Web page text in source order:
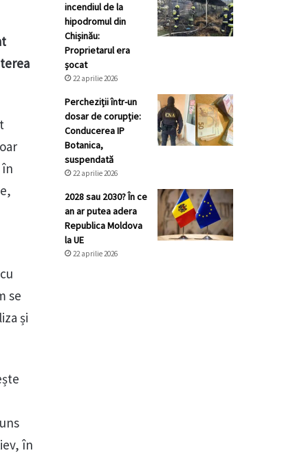
se
și
în
incendiul de la
hipodromul din
Chișinău:
Proprietarul era
șocat
22 aprilie 2026
Percheziții într-un
dosar de corupție:
Conducerea IP
Botanica,
suspendată
22 aprilie 2026
2028 sau 2030? În ce
an ar putea adera
Republica Moldova
la UE
22 aprilie 2026